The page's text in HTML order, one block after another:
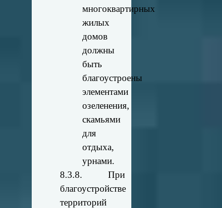
многоквартирных
жилых
домов
должны
быть
благоустроены
элементами
озеленения,
скамьями
для
отдыха,
урнами.
8.3.8. При
благоустройстве
территорий